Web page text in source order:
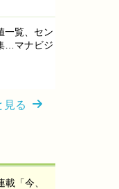
一覧、セン
…マナビジ
見る
「今、